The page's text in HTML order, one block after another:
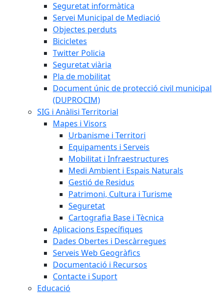
Seguretat informàtica
Servei Municipal de Mediació
Objectes perduts
Bicicletes
Twitter Policia
Seguretat viària
Pla de mobilitat
Document únic de protecció civil municipal
(DUPROCIM)
SIG i Anàlisi Territorial
Mapes i Visors
Urbanisme i Territori
Equipaments i Serveis
Mobilitat i Infraestructures
Medi Ambient i Espais Naturals
Gestió de Residus
Patrimoni, Cultura i Turisme
Seguretat
Cartografia Base i Tècnica
Aplicacions Específiques
Dades Obertes i Descàrregues
Serveis Web Geogràfics
Documentació i Recursos
Contacte i Suport
Educació